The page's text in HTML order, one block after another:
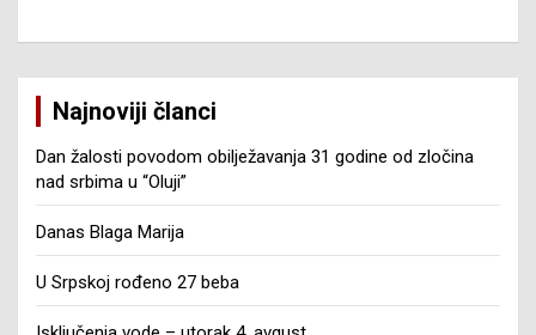
Najnoviji članci
Dan žalosti povodom obilježavanja 31 godine od zločina
nad srbima u “Oluji”
Danas Blaga Marija
U Srpskoj rođeno 27 beba